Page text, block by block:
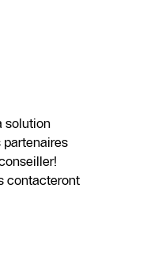
solution
contacteront